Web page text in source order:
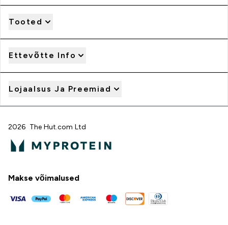
Tooted
Ettevõtte Info
Lojaalsus Ja Preemiad
2026 The Hut.com Ltd
Makse võimalused